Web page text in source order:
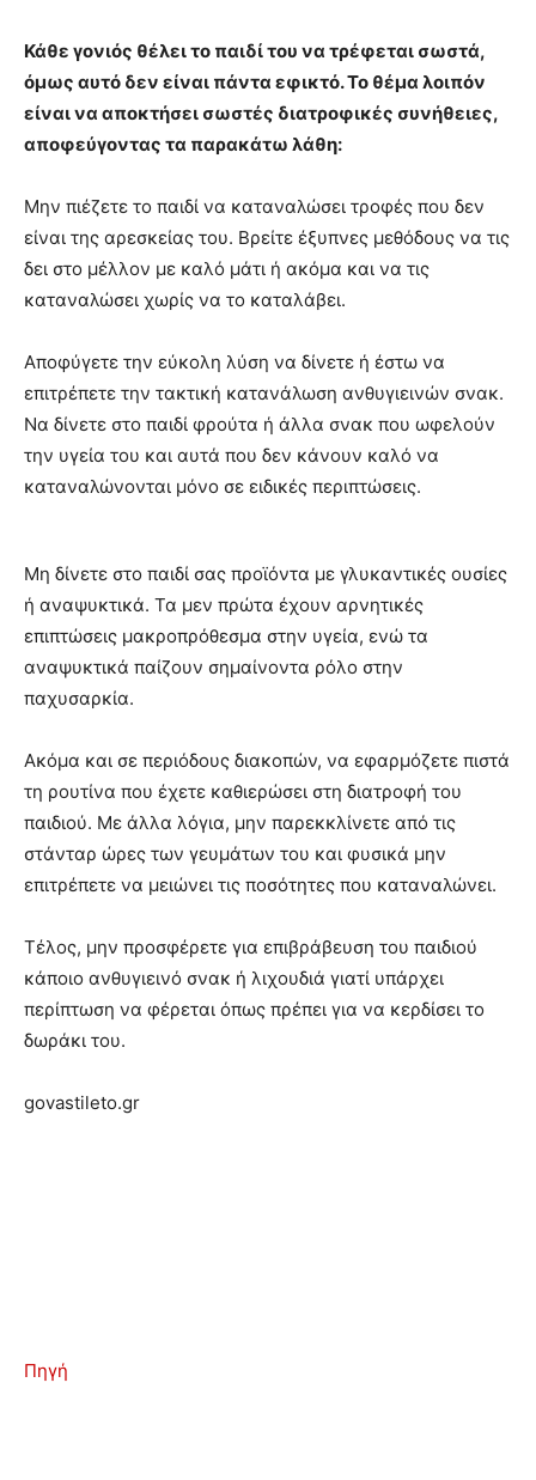
Κάθε γονιός θέλει το παιδί του να τρέφεται σωστά,
όμως αυτό δεν είναι πάντα εφικτό. Το θέμα λοιπόν
είναι να αποκτήσει σωστές διατροφικές συνήθειες,
αποφεύγοντας τα παρακάτω λάθη:
Μην πιέζετε το παιδί να καταναλώσει τροφές που δεν
είναι της αρεσκείας του. Βρείτε έξυπνες μεθόδους να τις
δει στο μέλλον με καλό μάτι ή ακόμα και να τις
καταναλώσει χωρίς να το καταλάβει.
Αποφύγετε την εύκολη λύση να δίνετε ή έστω να
επιτρέπετε την τακτική κατανάλωση ανθυγιεινών σνακ.
Να δίνετε στο παιδί φρούτα ή άλλα σνακ που ωφελούν
την υγεία του και αυτά που δεν κάνουν καλό να
καταναλώνονται μόνο σε ειδικές περιπτώσεις.
Μη δίνετε στο παιδί σας προϊόντα με γλυκαντικές ουσίες
ή αναψυκτικά. Τα μεν πρώτα έχουν αρνητικές
επιπτώσεις μακροπρόθεσμα στην υγεία, ενώ τα
αναψυκτικά παίζουν σημαίνοντα ρόλο στην
παχυσαρκία.
Ακόμα και σε περιόδους διακοπών, να εφαρμόζετε πιστά
τη ρουτίνα που έχετε καθιερώσει στη διατροφή του
παιδιού. Με άλλα λόγια, μην παρεκκλίνετε από τις
στάνταρ ώρες των γευμάτων του και φυσικά μην
επιτρέπετε να μειώνει τις ποσότητες που καταναλώνει.
Τέλος, μην προσφέρετε για επιβράβευση του παιδιού
κάποιο ανθυγιεινό σνακ ή λιχουδιά γιατί υπάρχει
περίπτωση να φέρεται όπως πρέπει για να κερδίσει το
δωράκι του.
govastileto.gr
Πηγή